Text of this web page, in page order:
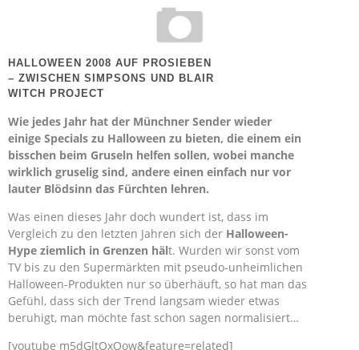
HALLOWEEN 2008 AUF PROSIEBEN
– ZWISCHEN SIMPSONS UND BLAIR
WITCH PROJECT
Wie jedes Jahr hat der Münchner Sender wieder
einige Specials zu Halloween zu bieten, die einem ein
bisschen beim Gruseln helfen sollen, wobei manche
wirklich gruselig sind, andere einen einfach nur vor
lauter Blödsinn das Fürchten lehren.
Was einen dieses Jahr doch wundert ist, dass im
Vergleich zu den letzten Jahren sich der Halloween-
Hype ziemlich in Grenzen hält. Wurden wir sonst vom
TV bis zu den Supermärkten mit pseudo-unheimlichen
Halloween-Produkten nur so überhäuft, so hat man das
Gefühl, dass sich der Trend langsam wieder etwas
beruhigt, man möchte fast schon sagen normalisiert…
[youtube m5dGltQxOow&feature=related]